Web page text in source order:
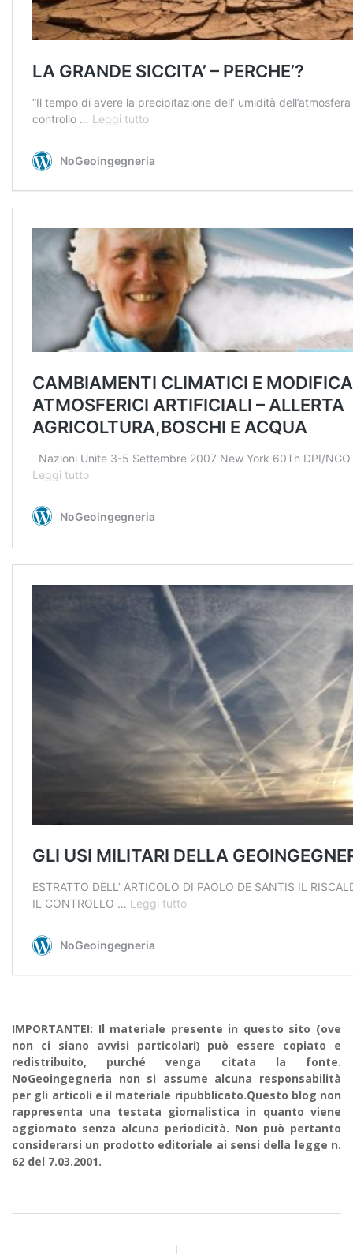
IMPORTANTE!: Il materiale presente in questo sito (ove
non ci siano avvisi particolari) può essere copiato e
redistribuito, purché venga citata la fonte.
NoGeoingegneria non si assume alcuna responsabilità
per gli articoli e il materiale ripubblicato.Questo blog non
rappresenta una testata giornalistica in quanto viene
aggiornato senza alcuna periodicità. Non può pertanto
considerarsi un prodotto editoriale ai sensi della legge n.
62 del 7.03.2001.